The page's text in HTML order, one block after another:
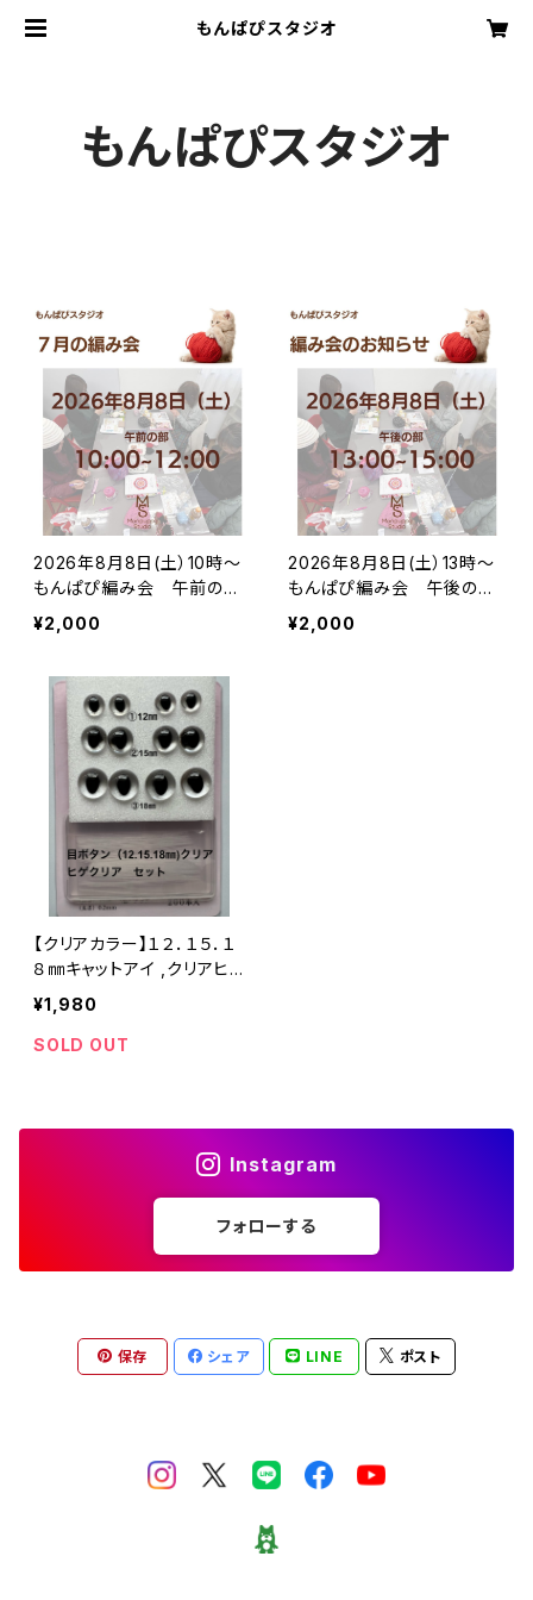
もんぱぴスタジオ
もんぱぴスタジオ
2026年8月8日(土）10時〜
もんぱぴ編み会 午前のコ
ース
¥2,000
2026年8月8日(土）13時〜
もんぱぴ編み会 午後のコ
ース
¥2,000
【クリアカラー】１２．１５．１
８㎜キャットアイ ,クリアヒ
ゲセット
¥1,980
SOLD OUT
Instagram
フォローする
保存 シェア LINE ポスト